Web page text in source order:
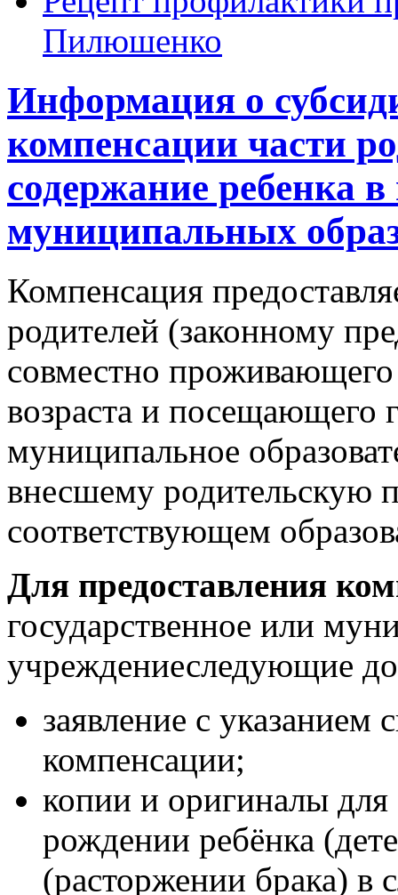
Пилюшенко
Информация о
компенсации части
содержание ребенка
муниципальных
Компенсация
родителей (законному
совместно
возраста и посещающего
муниципальное
внесшему родительскую
соответствующем
Для предоставления
государственное или
учреждениеследующие
заявление с указанием
компенсации;
копии и оригиналы для
рождении ребёнка
(расторжении брака) в